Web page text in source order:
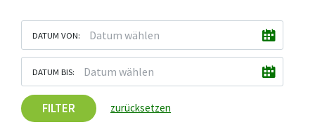
DATUM VON:
DATUM BIS:
FILTER zurücksetzen